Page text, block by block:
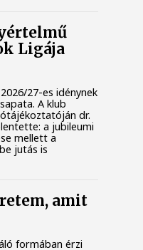
Ligája
27-es idénynek
A klub
dr.
a jubileumi
mellett a
jutás is
amit
formában érzi